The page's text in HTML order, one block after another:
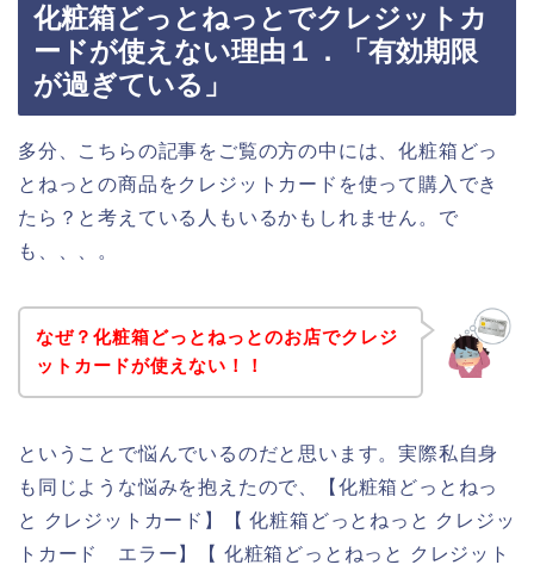
化粧箱どっとねっとでクレジットカ
ードが使えない理由１．「有効期限
が過ぎている」
多分、こちらの記事をご覧の方の中には、化粧箱どっ
とねっとの商品をクレジットカードを使って購入でき
たら？と考えている人もいるかもしれません。で
も、、、。
なぜ？化粧箱どっとねっとのお店でクレジ
ットカードが使えない！！
ということで悩んでいるのだと思います。実際私自身
も同じような悩みを抱えたので、【化粧箱どっとねっ
と クレジットカード】【 化粧箱どっとねっと クレジッ
トカード エラー】【 化粧箱どっとねっと クレジット